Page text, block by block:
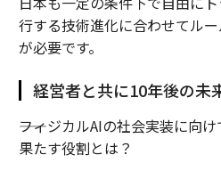
行する技術進化に合わせてル
が必要です。
経営者と共に10年後の未
――フィジカルAIの社会実装に向
果たす役割とは？